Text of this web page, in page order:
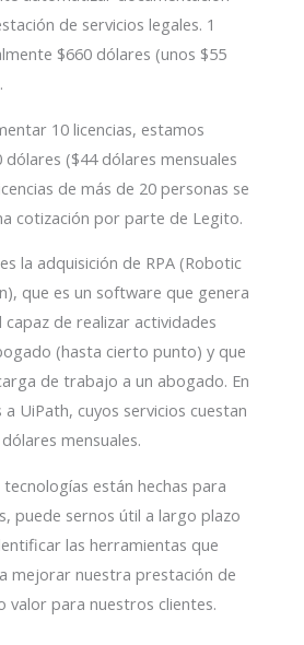
de servicios legales. 1
$660 dólares (unos $55
10 licencias, estamos
($44 dólares mensuales
de más de 20 personas se
cotización por parte de Legito.
la adquisición de RPA (Robotic
que es un software que genera
de realizar actividades
(hasta cierto punto) y que
de trabajo a un abogado. En
UiPath, cuyos servicios cuestan
mensuales.
están hechas para
puede sernos útil a largo plazo
las herramientas que
mejorar nuestra prestación de
valor para nuestros clientes.